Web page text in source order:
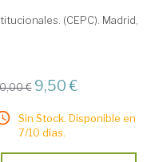
(CEPC). Madrid,
€ 9,50 €
Sin Stock. Disponible en
7/10 días.